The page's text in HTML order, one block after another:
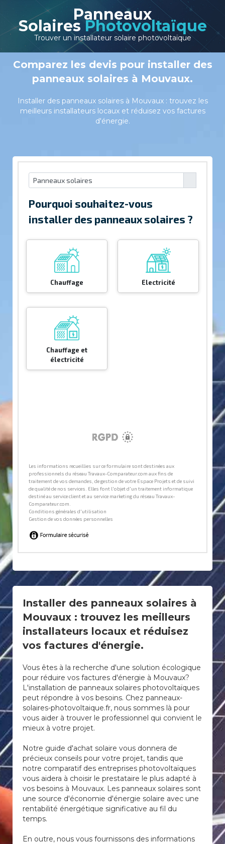
Panneaux
Solaires Photovoltaïque
Trouver un installateur solaire photovoltaïque
Comparez les devis pour installer des
panneaux solaires à Mouvaux.
Installer des panneaux solaires à Mouvaux : trouvez les
meilleurs installateurs locaux et réduisez vos factures
d'énergie.
Installer des panneaux solaires à
Mouvaux : trouvez les meilleurs
installateurs locaux et réduisez
vos factures d'énergie.
Vous êtes à la recherche d'une solution écologique
pour réduire vos factures d'énergie à Mouvaux?
L'installation de panneaux solaires photovoltaïques
peut répondre à vos besoins. Chez panneaux-
solaires-photovoltaique.fr, nous sommes là pour
vous aider à trouver le professionnel qui convient le
mieux à votre projet.
Notre guide d'achat solaire vous donnera de
précieux conseils pour votre projet, tandis que
notre comparatif des entreprises photovoltaïques
vous aidera à choisir le prestataire le plus adapté à
vos besoins à Mouvaux. Les panneaux solaires sont
une source d'économie d'énergie solaire avec une
rentabilité énergétique significative au fil du
temps.
En outre, nous vous fournissons des informations